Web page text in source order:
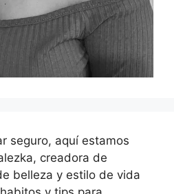
seguro, aquí estamos
creadora de
belleza y estilo de vida